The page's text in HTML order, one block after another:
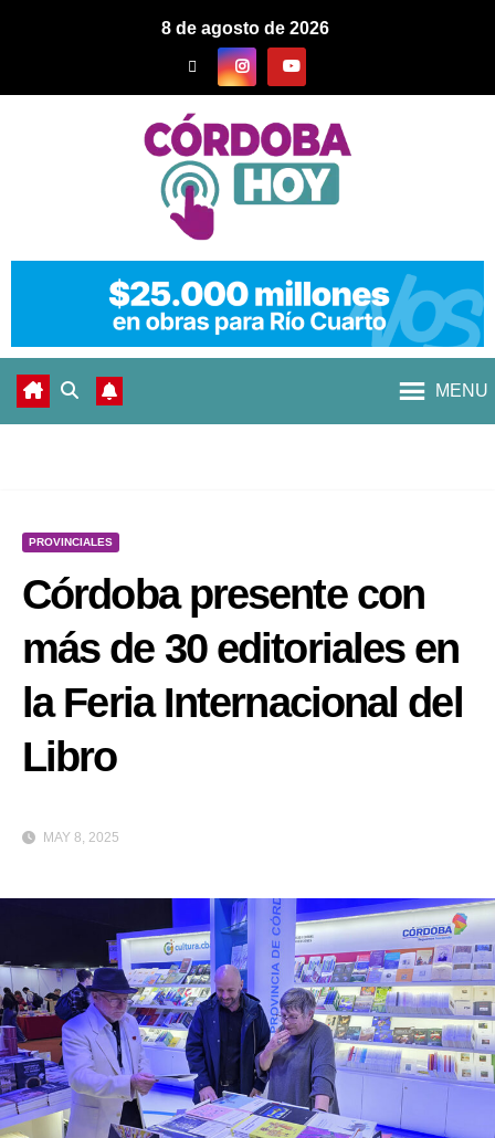
8 de agosto de 2026
MENU
PROVINCIALES
Córdoba presente con
más de 30 editoriales en
la Feria Internacional del
Libro
MAY 8, 2025